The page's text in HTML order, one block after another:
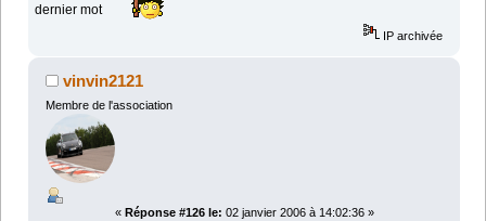
dernier mot
IP archivée
vinvin2121
Membre de l'association
« Réponse #126 le: 02 janvier 2006 à 14:02:36 »